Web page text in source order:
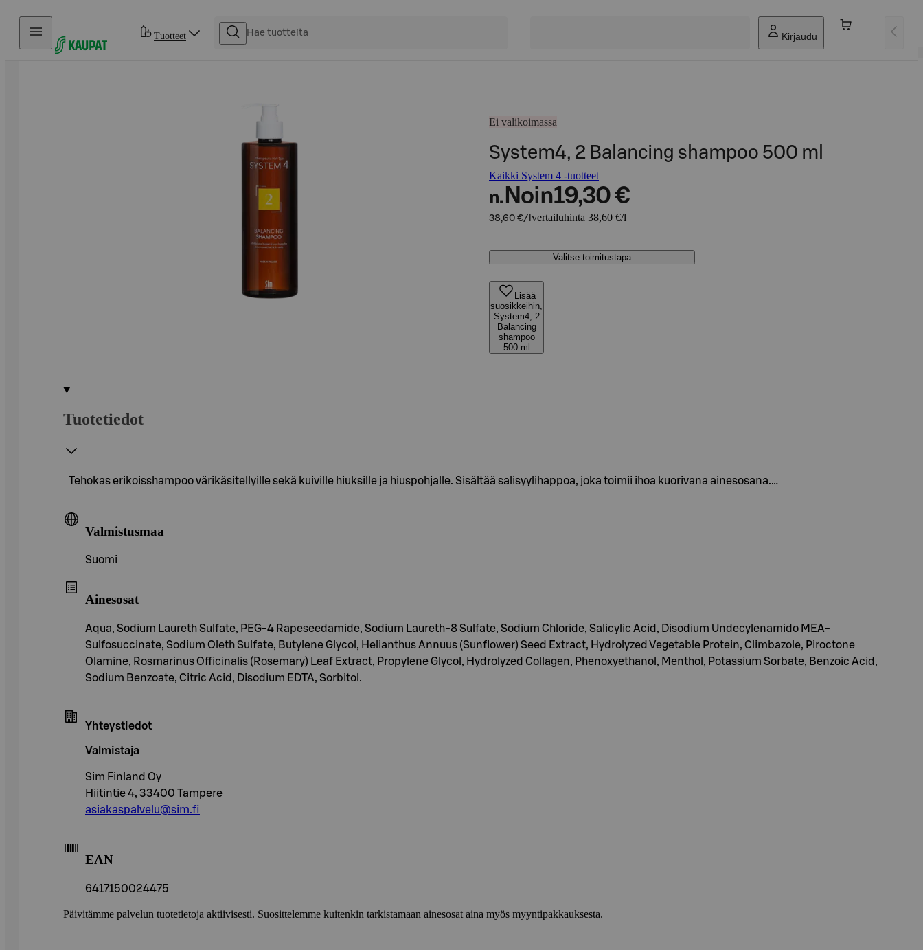
Hyppää sisältöön
Tuotteet Kirjaudu
Ei valikoimassa
System4, 2 Balancing shampoo 500 ml
Kaikki System 4 -tuotteet
n. Noin19,30 €
38,60 €/l vertailuhinta 38,60 €/l
Valitse toimitustapa
Lisää
suosikkeihin,
System4, 2
Balancing
shampoo
500 ml
Tuotetiedot
Tehokas erikoisshampoo värikäsitellyille sekä kuiville hiuksille ja hiuspohjalle. Sisältää salisyylihappoa, joka toimii ihoa kuorivana ainesosana.…
Valmistusmaa
Suomi
Ainesosat
Aqua, Sodium Laureth Sulfate, PEG-4 Rapeseedamide, Sodium Laureth-8 Sulfate, Sodium Chloride, Salicylic Acid, Disodium Undecylenamido MEA-
Sulfosuccinate, Sodium Oleth Sulfate, Butylene Glycol, Helianthus Annuus (Sunflower) Seed Extract, Hydrolyzed Vegetable Protein, Climbazole, Piroctone
Olamine, Rosmarinus Officinalis (Rosemary) Leaf Extract, Propylene Glycol, Hydrolyzed Collagen, Phenoxyethanol, Menthol, Potassium Sorbate, Benzoic Acid,
Sodium Benzoate, Citric Acid, Disodium EDTA, Sorbitol.
Yhteystiedot
Valmistaja
Sim Finland Oy
Hiitintie 4, 33400 Tampere
asiakaspalvelu@sim.fi
EAN
6417150024475
Päivitämme palvelun tuotetietoja aktiivisesti. Suosittelemme kuitenkin tarkistamaan ainesosat aina myös myyntipakkauksesta.